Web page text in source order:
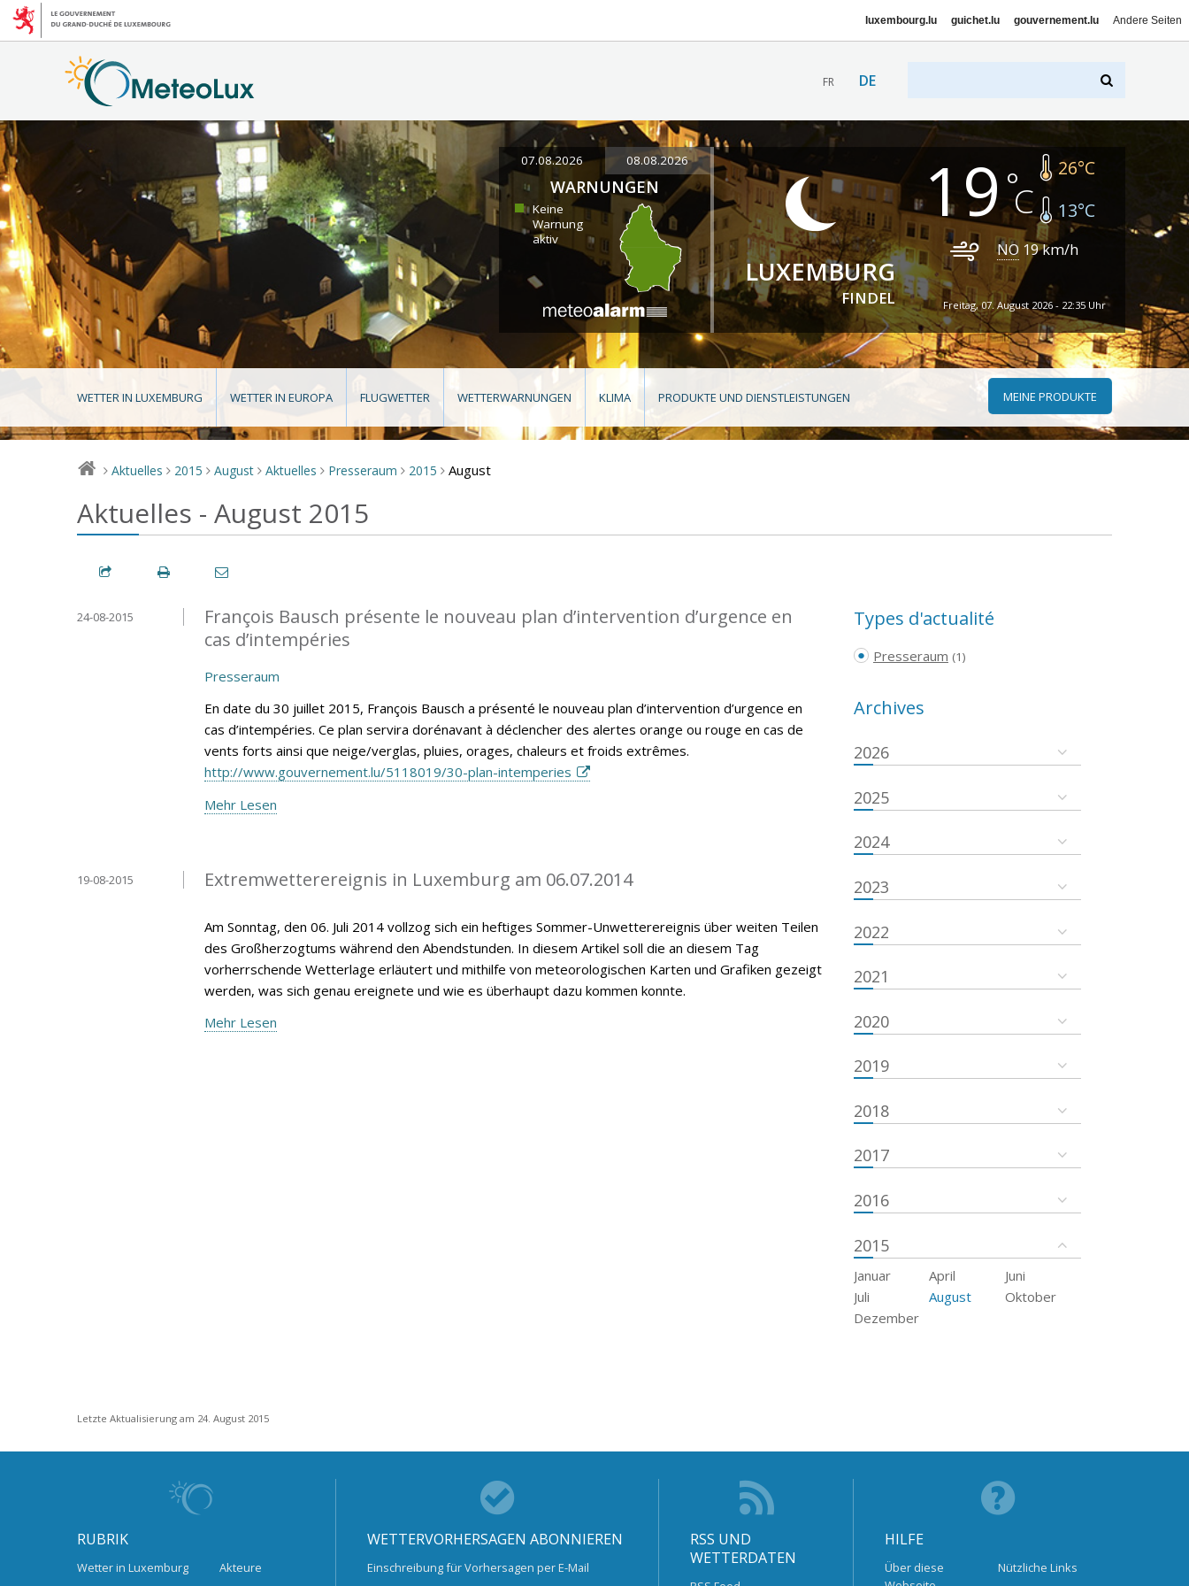
luxembourg.lu guichet.lu gouvernement.lu Andere Seiten
FR DE
07.08.2026 08.08.2026
WARNUNGEN
Keine
Warnung
aktiv
LUXEMBURG
FINDEL
19 26°C
13°C
NO 19km/h
Freitag, 07. August 2026 - 22:35 Uhr
WETTER IN LUXEMBURG WETTER IN EUROPA FLUGWETTER WETTERWARNUNGEN KLIMA PRODUKTE UND DIENSTLEISTUNGEN MEINE PRODUKTE
> Aktuelles > 2015 > August > Aktuelles > Presseraum > 2015 > August
Aktuelles - August 2015
François Bausch présente le nouveau plan d’intervention d’urgence en
cas d’intempéries
24-08-2015
Presseraum
En date du 30 juillet 2015, François Bausch a présenté le nouveau plan d’intervention d’urgence en
cas d’intempéries. Ce plan servira dorénavant à déclencher des alertes orange ou rouge en cas de
vents forts ainsi que neige/verglas, pluies, orages, chaleurs et froids extrêmes.
http://www.gouvernement.lu/5118019/30-plan-intemperies
Mehr Lesen
Extremwetterereignis in Luxemburg am 06.07.2014
19-08-2015
Am Sonntag, den 06. Juli 2014 vollzog sich ein heftiges Sommer-Unwetterereignis über weiten Teilen
des Großherzogtums während den Abendstunden. In diesem Artikel soll die an diesem Tag
vorherrschende Wetterlage erläutert und mithilfe von meteorologischen Karten und Grafiken gezeigt
werden, was sich genau ereignete und wie es überhaupt dazu kommen konnte.
Mehr Lesen
Types d'actualité
Presseraum (1)
Archives
2026
2025
2024
2023
2022
2021
2020
2019
2018
2017
2016
2015
Januar April
Juni
Juli
August
Oktober
Dezember
Letzte Aktualisierung am 24. August 2015
RUBRIK
Wetter in Luxemburg Akteure
WETTERVORHERSAGEN ABONNIEREN
Einschreibung für Vorhersagen per E-Mail
RSS UND
WETTERDATEN
HILFE
Über diese
Nützliche Links